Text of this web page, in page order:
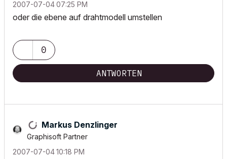
‎2007-07-0407:25 PM
oder die ebene auf drahtmodell umstellen
0
ANTWORTEN
Markus Denzlinger
Graphisoft Partner
‎2007-07-0410:18 PM